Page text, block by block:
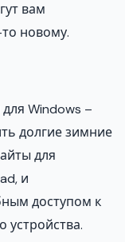
вам
новому.
Windows –
долгие зимние
для
и
доступом к